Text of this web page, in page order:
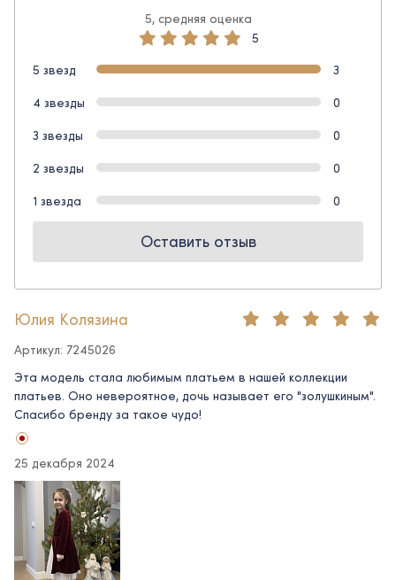
5, средняя оценка
5
5 звезд
3
4 звезды
0
3 звезды
0
2 звезды
0
1 звезда
0
Оставить отзыв
Юлия Колязина
Артикул: 7245026
Эта модель стала любимым платьем в нашей коллекции
платьев. Оно невероятное, дочь называет его "золушкиным".
Спасибо бренду за такое чудо!
25 декабря 2024